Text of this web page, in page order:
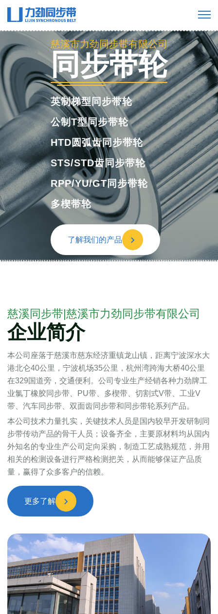
慈溪市力劲同步带有限公司
同步带轮
英制梯型同步带轮
公制T型同步带轮
HTD圆弧齿同步带轮
STS/STD齿同步带轮
RPP/YU/GT同步带轮
多楔带轮
了解我们的产品
慈溪同步带|慈溪市力劲同步带有限公司
企业简介
本公司座落于慈溪市慈东经济重镇龙山镇，距离宁波深水大
港北仑40公里，宁波机场35公里，杭州湾跨海大桥40公里
在329国道旁，交通便利。公司专业生产经销各种力劲牌工
业氯丁橡胶同步带、PU带、多楔带、切割式V带、工业V
带、汽车同步带、双面齿同步带和同步带轮系列产品。
本公司技术力量扎实，关键技术人员是国内较早开发研制同
步带传动产品的骨干人员；设备齐全，主要原材料均从国内
外知名的专业生产公司定向采购，制造工艺成熟规范，并用
相关的检测设备进行严格检测把关，从而能够保证产品质
量，赢得了众多客户的信赖。
更多了解